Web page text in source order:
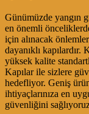
Günümüzde yangın
en önemli
için alınacak
dayanıklı
yüksek kalite
Kapılar ile sizlere
hedefliyor. Geniş
ihtiyaçlarınıza en
güvenliğini